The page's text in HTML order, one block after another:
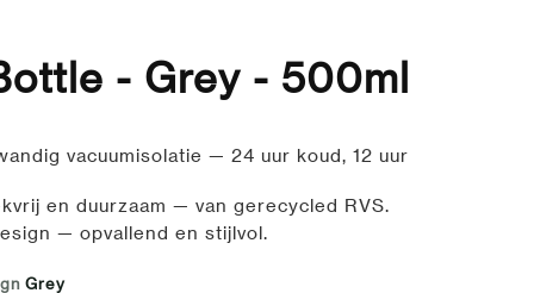
- Grey - 500ml
vacuumisolatie — 24 uur koud, 12 uur
en duurzaam — van gerecycled RVS.
— opvallend en stijlvol.
Grey